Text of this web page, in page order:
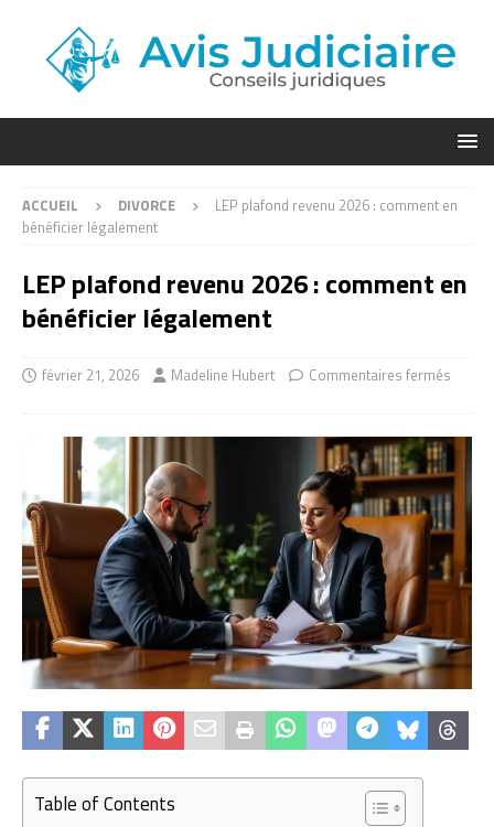
ACCUEIL DIVORCE
LEP plafond revenu 2026 : comment en
bénéficier légalement
LEP plafond revenu 2026 : comment en
bénéficier légalement
février 21, 2026 Madeline Hubert Commentaires fermés
Table of Contents